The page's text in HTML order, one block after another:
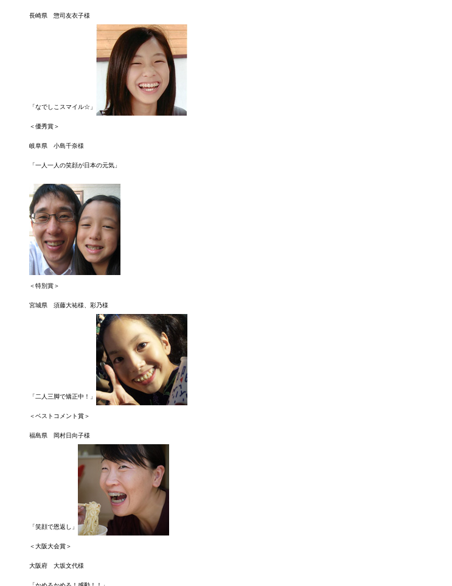
長崎県 惣司友衣子様
「なでしこスマイル☆」
＜優秀賞＞
岐阜県 小島千奈様
「一人一人の笑顔が日本の元気」
＜特別賞＞
宮城県 須藤大祐様、彩乃様
「二人三脚で矯正中！」
＜ベストコメント賞＞
福島県 岡村日向子様
「笑顔で恩返し」
＜大阪大会賞＞
大阪府 大坂文代様